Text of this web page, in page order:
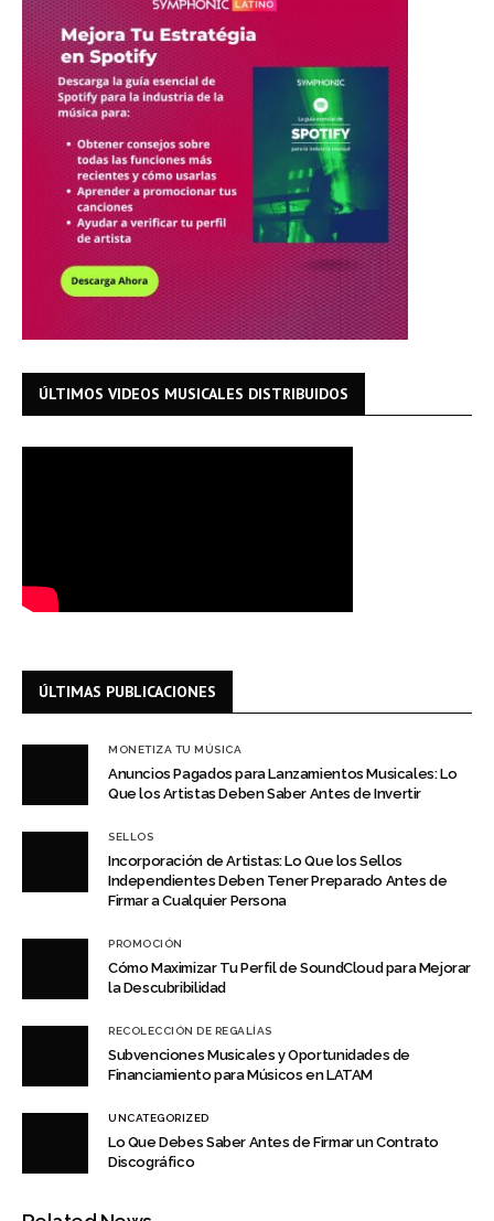
ÚLTIMOS VIDEOS MUSICALES DISTRIBUIDOS
ÚLTIMAS PUBLICACIONES
MONETIZA TU MÚSICA
Anuncios Pagados para Lanzamientos Musicales: Lo
Que los Artistas Deben Saber Antes de Invertir
SELLOS
Incorporación de Artistas: Lo Que los Sellos
Independientes Deben Tener Preparado Antes de
Firmar a Cualquier Persona
PROMOCIÓN
Cómo Maximizar Tu Perfil de SoundCloud para Mejorar
la Descubribilidad
RECOLECCIÓN DE REGALÍAS
Subvenciones Musicales y Oportunidades de
Financiamiento para Músicos en LATAM
UNCATEGORIZED
Lo Que Debes Saber Antes de Firmar un Contrato
Discográfico